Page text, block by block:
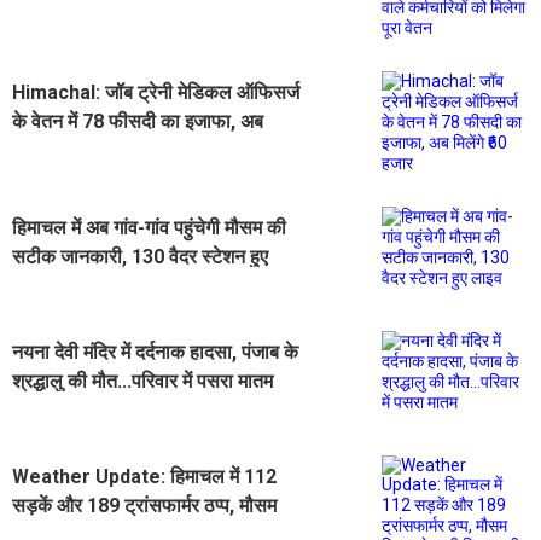
Himachal: जॉब ट्रेनी मेडिकल ऑफिसर्ज
के वेतन में 78 फीसदी का इजाफा, अब
हिमाचल में अब गांव-गांव पहुंचेगी मौसम की
सटीक जानकारी, 130 वैदर स्टेशन हुए
नयना देवी मंदिर में दर्दनाक हादसा, पंजाब के
श्रद्धालु की मौत...परिवार में पसरा मातम
Weather Update: हिमाचल में 112
सड़कें और 189 ट्रांसफार्मर ठप्प, मौसम